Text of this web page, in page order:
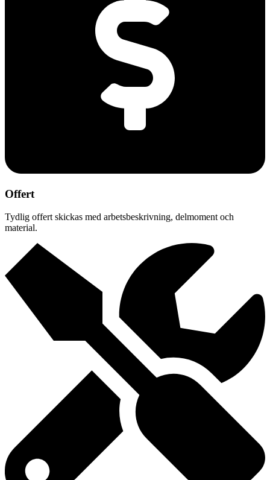
Offert
Tydlig offert skickas med arbetsbeskrivning, delmoment och
material.